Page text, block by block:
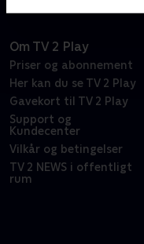
Om TV 2 Play
Priser og abonnement
Her kan du se TV 2 Play
Gavekort til TV 2 Play
Support og
Kundecenter
Vilkår og betingelser
TV 2 NEWS i offentligt
rum